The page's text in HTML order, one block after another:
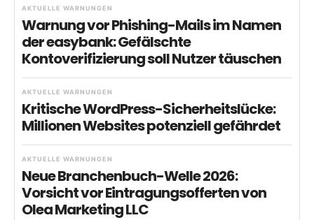
AKTUELLE WARNUNGEN
Warnung vor Phishing-Mails im Namen
der easybank: Gefälschte
Kontoverifizierung soll Nutzer täuschen
AKTUELLE WARNUNGEN
Kritische WordPress-Sicherheitslücke:
Millionen Websites potenziell gefährdet
AKTUELLE WARNUNGEN
Neue Branchenbuch-Welle 2026:
Vorsicht vor Eintragungsofferten von
Olea Marketing LLC